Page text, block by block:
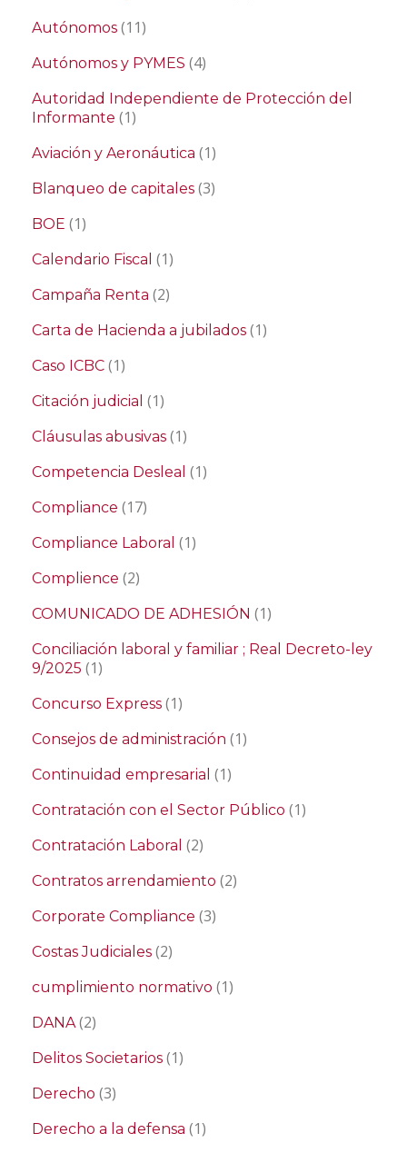
Autónomos (11)
Autónomos y PYMES (4)
Autoridad Independiente de Protección del
Informante (1)
Aviación y Aeronáutica (1)
Blanqueo de capitales (3)
BOE (1)
Calendario Fiscal (1)
Campaña Renta (2)
Carta de Hacienda a jubilados (1)
Caso ICBC (1)
Citación judicial (1)
Cláusulas abusivas (1)
Competencia Desleal (1)
Compliance (17)
Compliance Laboral (1)
Complience (2)
COMUNICADO DE ADHESIÓN (1)
Conciliación laboral y familiar ; Real Decreto-ley
9/2025 (1)
Concurso Express (1)
Consejos de administración (1)
Continuidad empresarial (1)
Contratación con el Sector Público (1)
Contratación Laboral (2)
Contratos arrendamiento (2)
Corporate Compliance (3)
Costas Judiciales (2)
cumplimiento normativo (1)
DANA(2)
Delitos Societarios (1)
Derecho (3)
Derecho a la defensa (1)